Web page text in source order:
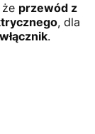
przewód z
, dla
włącznik.